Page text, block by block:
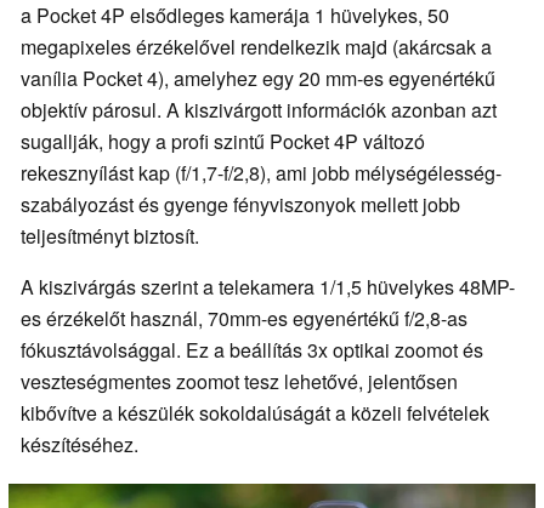
a Pocket 4P elsődleges kamerája 1 hüvelykes, 50
megapixeles érzékelővel rendelkezik majd (akárcsak a
vanília Pocket 4), amelyhez egy 20 mm-es egyenértékű
objektív párosul. A kiszivárgott információk azonban azt
sugallják, hogy a profi szintű Pocket 4P változó
rekesznyílást kap (f/1,7-f/2,8), ami jobb mélységélesség-
szabályozást és gyenge fényviszonyok mellett jobb
teljesítményt biztosít.
A kiszivárgás szerint a telekamera 1/1,5 hüvelykes 48MP-
es érzékelőt használ, 70mm-es egyenértékű f/2,8-as
fókusztávolsággal. Ez a beállítás 3x optikai zoomot és
veszteségmentes zoomot tesz lehetővé, jelentősen
kibővítve a készülék sokoldalúságát a közeli felvételek
készítéséhez.